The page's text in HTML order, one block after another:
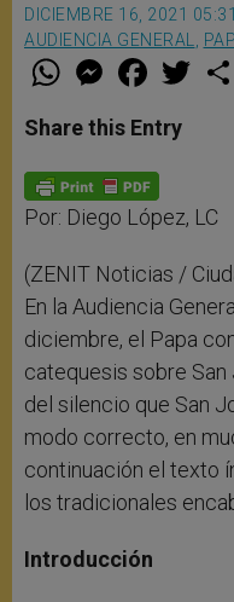
DICIEMBRE 16, 2021 05:31
AUDIENCIA GENERAL
W
t
s
p
p
M
e
s
e
g
e
r
F
a
e
b
o
k
w
Share this Entry
Por: Diego López, LC
(ZENIT Noticias /
En la Audiencia
diciembre, el Papa
catequesis sobre San
del silencio que San
modo correcto, en
continuación el texto
los tradicionales
Introducción